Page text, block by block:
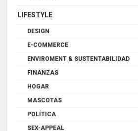
LIFESTYLE
DESIGN
E-COMMERCE
ENVIROMENT & SUSTENTABILIDAD
FINANZAS
HOGAR
MASCOTAS
POLÍTICA
SEX-APPEAL